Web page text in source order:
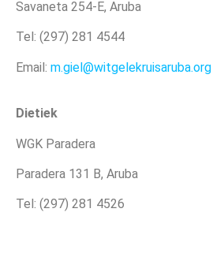
Savaneta 254-E, Aruba
Tel: (297) 281 4544
Email: m.giel@witgelekruisaruba.org
Dietiek
WGK Paradera
Paradera 131 B, Aruba
Tel: (297) 281 4526